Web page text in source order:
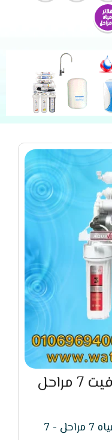
سعر فلتر مياة اكوا فيت 7 مراحل